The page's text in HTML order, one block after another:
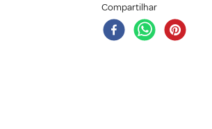
Compartilhar